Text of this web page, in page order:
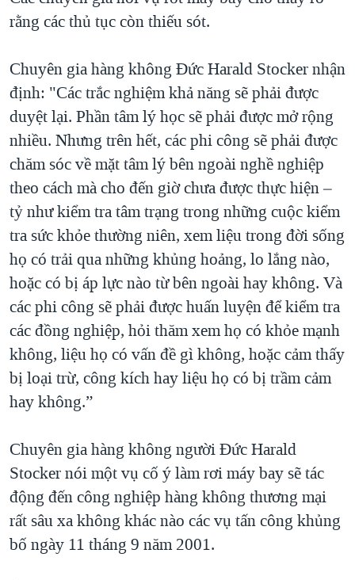
rằng các thủ tục còn thiếu sót.
Chuyên gia hàng không Đức Harald Stocker nhận
định: "Các trắc nghiệm khả năng sẽ phải được
duyệt lại. Phần tâm lý học sẽ phải được mở rộng
nhiều. Nhưng trên hết, các phi công sẽ phải được
chăm sóc về mặt tâm lý bên ngoài nghề nghiệp
theo cách mà cho đến giờ chưa được thực hiện –
tỷ như kiểm tra tâm trạng trong những cuộc kiểm
tra sức khỏe thường niên, xem liệu trong đời sống
họ có trải qua những khủng hoảng, lo lắng nào,
hoặc có bị áp lực nào từ bên ngoài hay không. Và
các phi công sẽ phải được huấn luyện để kiểm tra
các đồng nghiệp, hỏi thăm xem họ có khỏe mạnh
không, liệu họ có vấn đề gì không, hoặc cảm thấy
bị loại trừ, công kích hay liệu họ có bị trầm cảm
hay không.”
Chuyên gia hàng không người Đức Harald
Stocker nói một vụ cố ý làm rơi máy bay sẽ tác
động đến công nghiệp hàng không thương mại
rất sâu xa không khác nào các vụ tấn công khủng
bố ngày 11 tháng 9 năm 2001.